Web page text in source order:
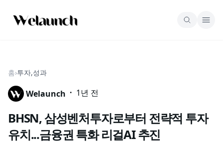
홈›투자,성과
Welaunch · 1년 전
BHSN, 삼성벤처투자로부터 전략적 투자
유치...금융권 특화 리걸AI 추진